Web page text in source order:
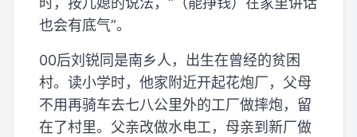
也会有底气”。
00后刘锐同是南乡人，出生在曾经的贫困
村。读小学时，他家附近开起花炮厂，父母
不用再骑车去七八公里外的工厂做摔炮，留
在了村里。父亲改做水电工，母亲到新厂做